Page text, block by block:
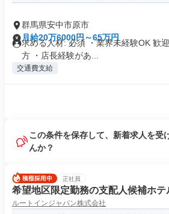
群馬県安中市原市
月給20万6000円～65万円
求める人材: 必須 ・業界未経験OK 歓
方 ・店長経験があ...
交通費支給
この条件を保存して、新着求人を受
んか？
正社員
希望地区限定勤務の支配人候補ホテ
ルートインジャパン株式会社